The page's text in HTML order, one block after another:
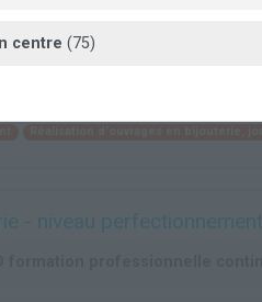
centre (75)
- niveau